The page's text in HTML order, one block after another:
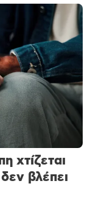
χτίζεται
βλέπει